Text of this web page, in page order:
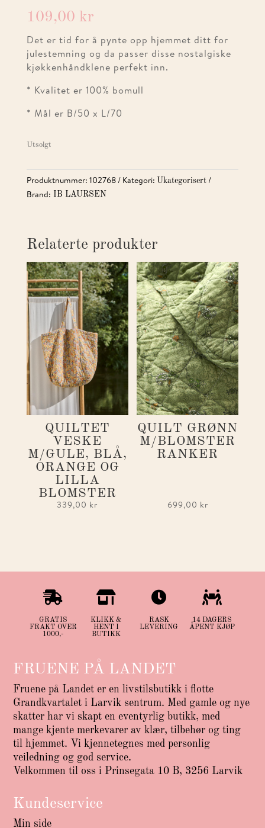
109,00 kr
Det er tid for å pynte opp hjemmet ditt for
julestemning og da passer disse nostalgiske
kjøkkenhåndklene perfekt inn.
* Kvalitet er 100% bomull
* Mål er B/50 x L/70
Utsolgt
Produktnummer: 102768 Kategori: Ukategorisert
Brand: IB LAURSEN
Relaterte produkter
QUILTET
VESKE
M/GULE, BLÅ,
ORANGE OG
LILLA
BLOMSTER
339,00 kr
QUILT GRØNN
M/BLOMSTER
RANKER
699,00 kr

GRATIS
FRAKT OVER
1000,-

KLIKK &
HENT I
BUTIKK

RASK
LEVERING

14 DAGERS
ÅPENT KJØP
FRUENE PÅ LANDET
Fruene på Landet er en livstilsbutikk i flotte
Grandkvartalet i Larvik sentrum. Med gamle og nye
skatter har vi skapt en eventyrlig butikk, med
mange kjente merkevarer av klær, tilbehør og ting
til hjemmet. Vi kjennetegnes med personlig
veiledning og god service.
Velkommen til oss i Prinsegata 10 B, 3256 Larvik
Kundeservice
Min side